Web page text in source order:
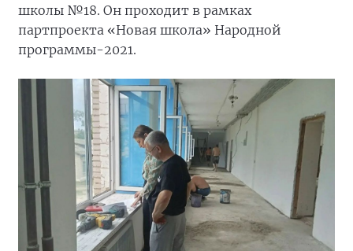
школы №18. Он проходит в рамках
партпроекта «Новая школа» Народной
программы-2021.